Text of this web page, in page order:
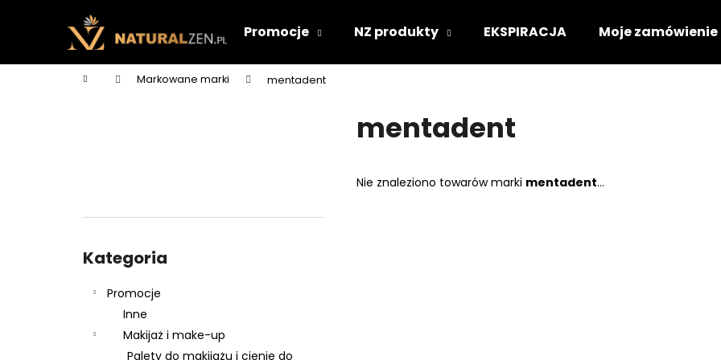
Promocje NZ produkty EKSPIRACJA Moje zamówienie
Home Markowane marki mentadent
kategorie
Kategoria
Promocje
Inne
Makijaż i make-up
Palety do makijażu i cienie do
mentadent
Nie znaleziono towarów marki mentadent...
z
powrotem
powrotem